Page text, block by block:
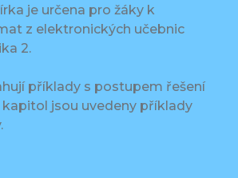
je určena pro žáky k
z elektronických učebnic
2.
příklady s postupem řešení
kapitol jsou uvedeny příklady